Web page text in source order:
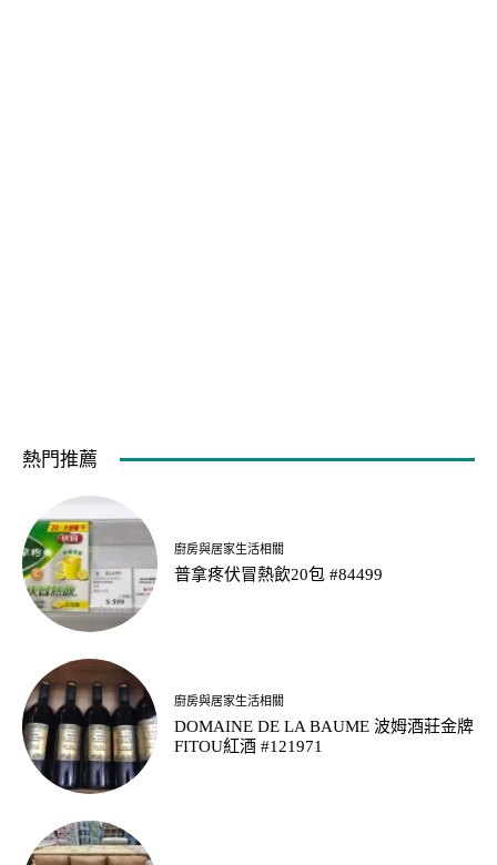
熱門推薦
廚房與居家生活相關
普拿疼伏冒熱飲20包 #84499
廚房與居家生活相關
DOMAINE DE LA BAUME 波姆酒莊金牌
FITOU紅酒 #121971